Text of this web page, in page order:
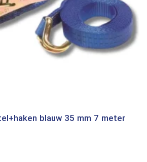
blauw 35 mm 7 meter